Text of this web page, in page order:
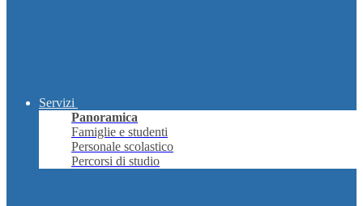
Servizi
Panoramica
Famiglie e studenti
Personale scolastico
Percorsi di studio